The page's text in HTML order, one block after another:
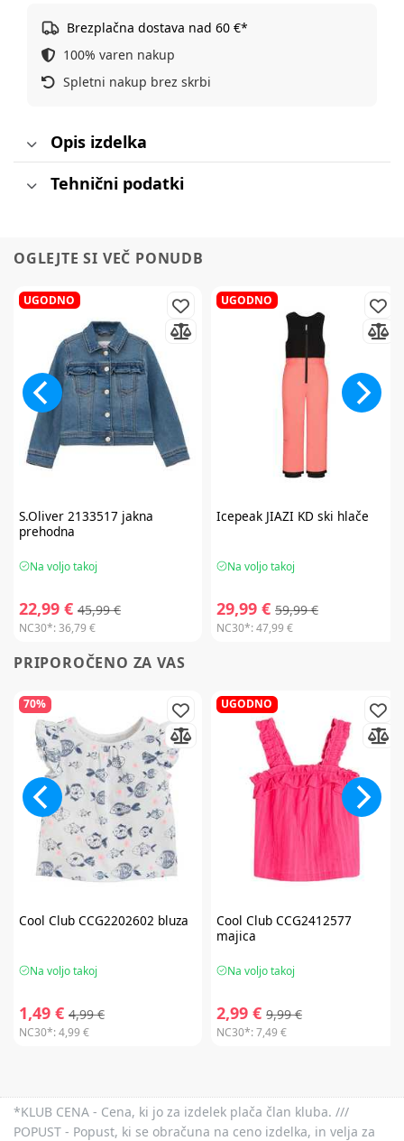
Brezplačna dostava nad 60 €*
100% varen nakup
Spletni nakup brez skrbi
Opis izdelka
Tehnični podatki
OGLEJTE SI VEČ PONUDB
UGODNO
S.Oliver2133517 jakna
prehodna
Na voljo takoj
22,99 € 45,99 €
NC30*:36,79 €
UGODNO
IcepeakJIAZI KD ski hlače
Na voljo takoj
29,99 € 59,99 €
NC30*:47,99 €
PRIPOROČENO ZA VAS
70%
Cool ClubCCG2202602 bluza
Na voljo takoj
1,49 € 4,99 €
NC30*:4,99 €
UGODNO
Cool ClubCCG2412577
majica
Na voljo takoj
2,99 € 9,99 €
NC30*:7,49 €
*KLUB CENA - Cena, ki jo za izdelek plača član kluba. ///
POPUST - Popust, ki se obračuna na ceno izdelka, in velja za